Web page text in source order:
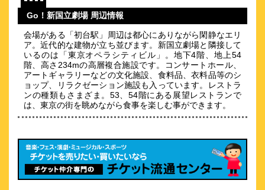
ハイアット リージェンシー 東京
\23,403～
クチコミ 4.3点 ( 9件)
12歳以下は宿泊無料！客室リニューアル！無料シャトル毎日運
行！
約 1.04 km
LIVION V
\15,675～
【新宿エリア】幡ヶ谷駅徒歩7分/リモートワークにも最適
約 1.08 km
Go！新国立劇場 周辺情報
会場がある「初台駅」周辺は都心にありながら閑静なエリ
ア。近代的な建物が立ち並びます。新国立劇場と隣接して
いるのは「東京オペラシティビル」。地下4階、地上54
階、高さ234mの高層複合施設です。コンサートホール、
アートギャラリーなどの文化施設、食料品、衣料品等のシ
ョップ、リラクゼーション施設も入っています。レストラ
ンの種類もさまざま。53、54階にある展望レストランで
は、東京の街を眺めながら食事を楽しむ事ができます。